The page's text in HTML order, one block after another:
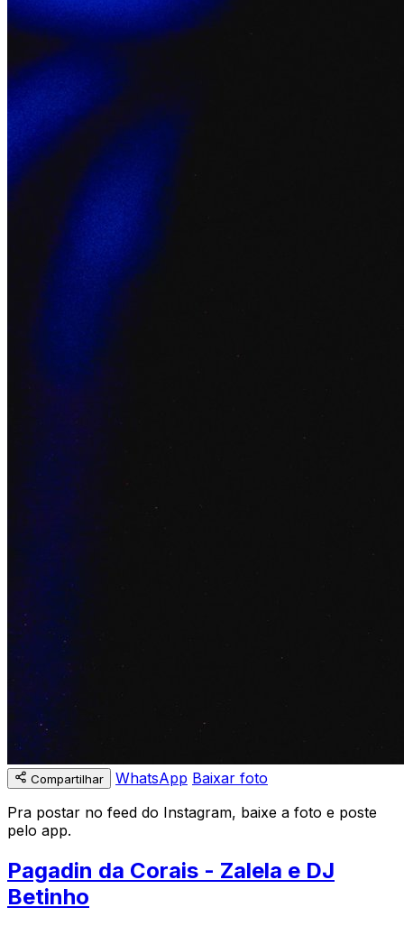
Compartilhar WhatsApp Baixar foto
Pra postar no feed do Instagram, baixe a foto e poste
pelo app.
Pagadin da Corais - Zalela e DJ
Betinho